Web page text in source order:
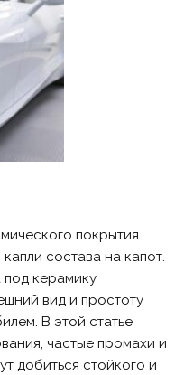
покрытия
состава на капот.
под керамику
вид и простоту
В этой статье
частые промахи и
добиться стойкого и